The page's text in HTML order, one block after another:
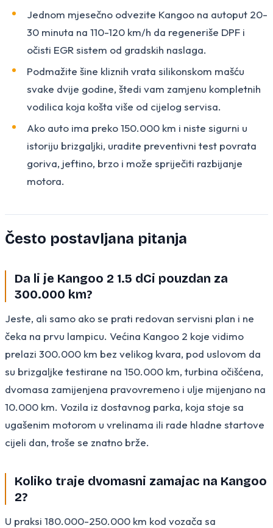
Jednom mjesečno odvezite Kangoo na autoput 20-
30 minuta na 110-120 km/h da regeneriše DPF i
očisti EGR sistem od gradskih naslaga.
Podmažite šine kliznih vrata silikonskom mašću
svake dvije godine, štedi vam zamjenu kompletnih
vodilica koja košta više od cijelog servisa.
Ako auto ima preko 150.000 km i niste sigurni u
istoriju brizgaljki, uradite preventivni test povrata
goriva, jeftino, brzo i može spriječiti razbijanje
motora.
Često postavljana pitanja
Da li je Kangoo 2 1.5 dCi pouzdan za
300.000 km?
Jeste, ali samo ako se prati redovan servisni plan i ne
čeka na prvu lampicu. Većina Kangoo 2 koje vidimo
prelazi 300.000 km bez velikog kvara, pod uslovom da
su brizgaljke testirane na 150.000 km, turbina očišćena,
dvomasa zamijenjena pravovremeno i ulje mijenjano na
10.000 km. Vozila iz dostavnog parka, koja stoje sa
ugašenim motorom u vrelinama ili rade hladne startove
cijeli dan, troše se znatno brže.
Koliko traje dvomasni zamajac na Kangoo
2?
U praksi 180.000-250.000 km kod vozača sa